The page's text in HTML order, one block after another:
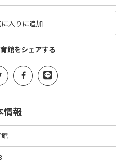
に入りに追加
館をシェアする
情報